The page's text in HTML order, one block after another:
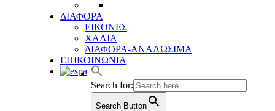
ΔΙΑΦΟΡΑ
ΕΙΚΟΝΕΣ
ΧΑΛΙΑ
ΔΙΑΦΟΡΑ-ΑΝΑΛΩΣΙΜΑ
ΕΠΙΚΟΙΝΩΝΙΑ
Search for:
Search Button